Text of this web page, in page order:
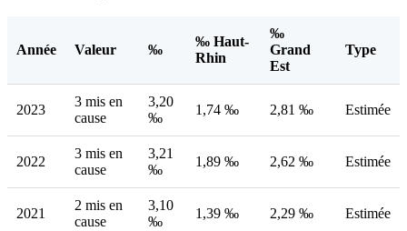
Année Valeur ‰
‰ Haut-
Rhin
‰
Grand
Est
Type
2023
3 mis en
cause
3,20
‰
1,74 ‰ 2,81 ‰ Estimée
2022
3 mis en
cause
3,21
‰
1,89 ‰ 2,62 ‰ Estimée
2021
2 mis en
cause
3,10
‰
1,39 ‰ 2,29 ‰ Estimée